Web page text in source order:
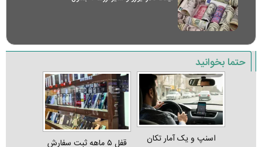
حتما بخوانید
اسنپ و یک آمار تکان‌
قفل ۵ ماهه ثبت‌ سفارش‌